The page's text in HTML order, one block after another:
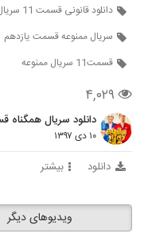
دانلود قانونی قسمت 11 سریال
سریال ممنوعه قسمت یازدهم
قسمت11 سریال ممنوعه
۴,۰۲۹
دانلود سریال همگناه
۱۰ دی ۱۳۹۷
دانلود بیشتر
ویدیوهای دیگر